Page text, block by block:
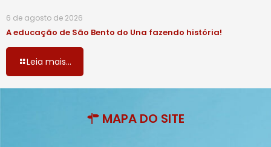
6 de agosto de 2026
A educação de São Bento do Una fazendo história!
Leia mais...
MAPA DO SITE